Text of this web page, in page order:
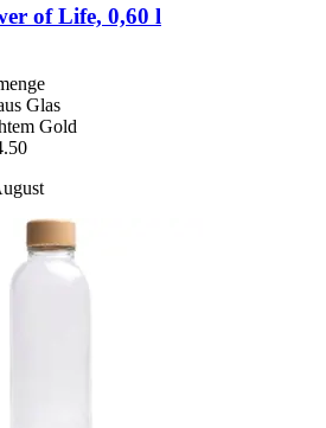
of Life, 0,60 l
Glas
Gold